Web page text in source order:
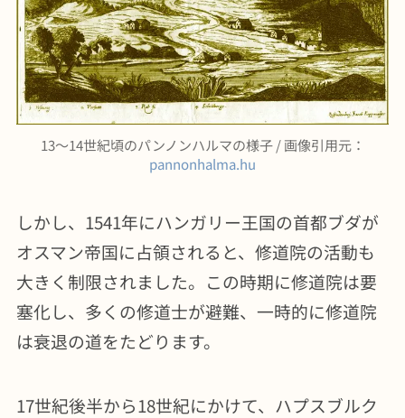
13〜14世紀頃のパンノンハルマの様子 / 画像引用元：
pannonhalma.hu
しかし、1541年にハンガリー王国の首都ブダが
オスマン帝国に占領されると、修道院の活動も
大きく制限されました。この時期に修道院は要
塞化し、多くの修道士が避難、一時的に修道院
は衰退の道をたどります。
17世紀後半から18世紀にかけて、ハプスブルク